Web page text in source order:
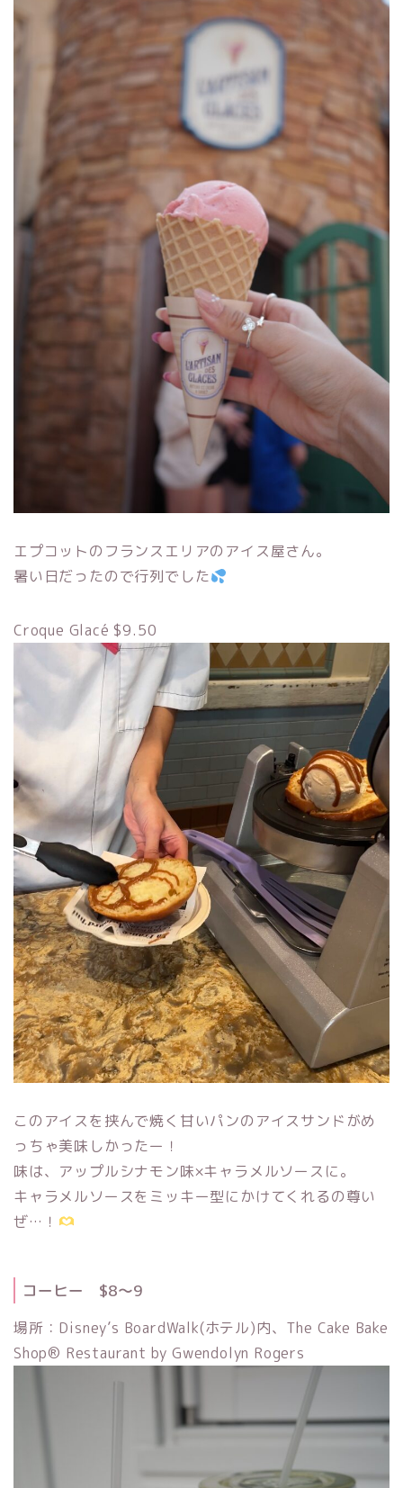
エプコットのフランスエリアのアイス屋さん。
暑い日だったので行列でした
Croque Glacé $9.50
このアイスを挟んで焼く甘いパンのアイスサンドがめ
っちゃ美味しかったー！
味は、アップルシナモン味×キャラメルソースに。
キャラメルソースをミッキー型にかけてくれるの尊い
ぜ…！
コーヒー $8〜9
場所：Disney’s BoardWalk(ホテル)内、The Cake Bake
Shop® Restaurant by Gwendolyn Rogers